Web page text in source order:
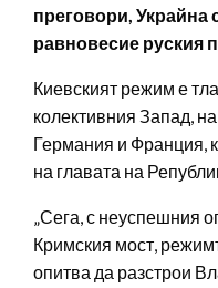
преговори, Украйна
равновесие руския
Киевският режим е
колективния Запад,
Германия и Франция,
на главата на
„Сега, с неуспешния
Кримския мост,
опитва да разстрои